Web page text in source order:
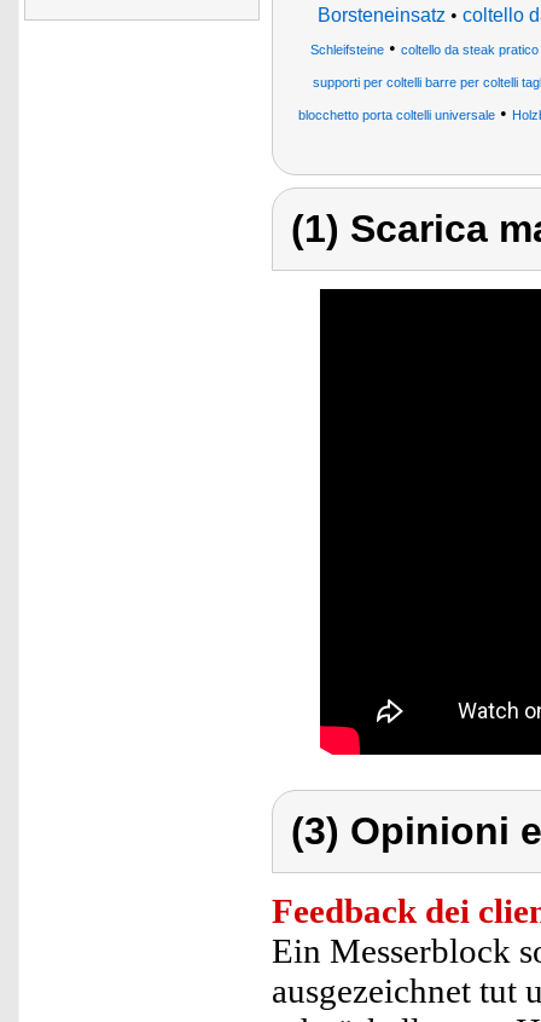
Borsteneinsatz • coltello
Schleifsteine• coltello da steak
supporti per coltelli barre per coltelli
blocchetto porta coltelli universale •
(1) Scarica
(3) Opinioni
Feedback dei
Ein Messerblock
ausgezeichnet tut